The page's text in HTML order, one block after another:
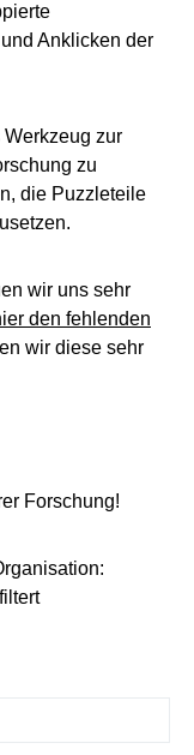
Anklicken der
zur
zu
die Puzzleteile
wir uns sehr
den fehlenden
wir diese sehr
Forschung!